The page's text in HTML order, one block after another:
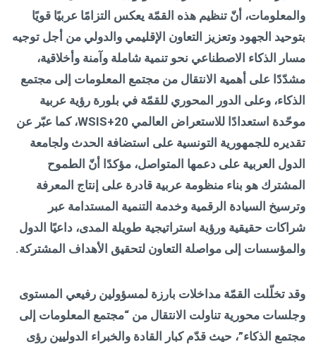
والمعلومات، أنّ تنظيم هذه القمّة يعكس التزامًا عربيًا قويًا
بتوحيد الجهود وتعزيز التعاون الإقليمي والدولي من أجل توجيه
مسار الذكاء الاصطناعي نحو تنمية شاملة وآمنة وأخلاقية،
مشدّدًا على أهمية الانتقال من مجتمع المعلومات إلى مجتمع
الذكاء، وعلى الدور المحوري للقمّة في بلورة رؤية عربية
موحّدة استعدادًا للاستعراض العالمي
، كما عبّر عن
تقديره للجمهورية التونسية على استضافة الحدث ولجامعة
الدول العربية على دعمها المتواصل، مؤكدًا أنّ الطموح
المشترك هو بناء منظومة عربية قادرة على إنتاج المعرفة
وترسيخ السيادة الرقمية وخدمة التنمية المستدامة عبر
شراكات حقيقية ورؤية استراتيجية طويلة المدى، داعيًا الدول
والمؤسسات إلى مواصلة التعاون لتحقيق الأهداف المشتركة.
وقد تخلّلت القمّة مداخلات بارزة لمسؤولين رفيعي المستوى
وجلسات محورية تناولت الانتقال من “مجتمع المعلومات إلى
مجتمع الذكاء”، حيث قدّم كبار القادة والخبراء الدوليين رؤى